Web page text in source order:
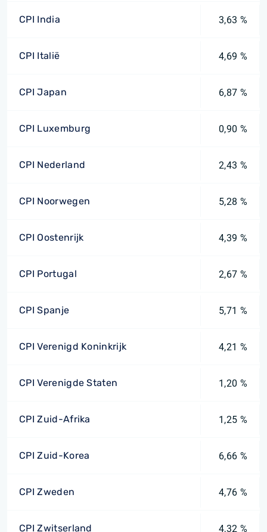
CPI India 3,63 %
CPI Italië 4,69 %
CPI Japan 6,87 %
CPI Luxemburg 0,90 %
CPI Nederland 2,43 %
CPI Noorwegen 5,28 %
CPI Oostenrijk 4,39 %
CPI Portugal 2,67 %
CPI Spanje 5,71 %
CPI Verenigd Koninkrijk 4,21 %
CPI Verenigde Staten 1,20 %
CPI Zuid-Afrika 1,25 %
CPI Zuid-Korea 6,66 %
CPI Zweden 4,76 %
CPI Zwitserland 4,32 %